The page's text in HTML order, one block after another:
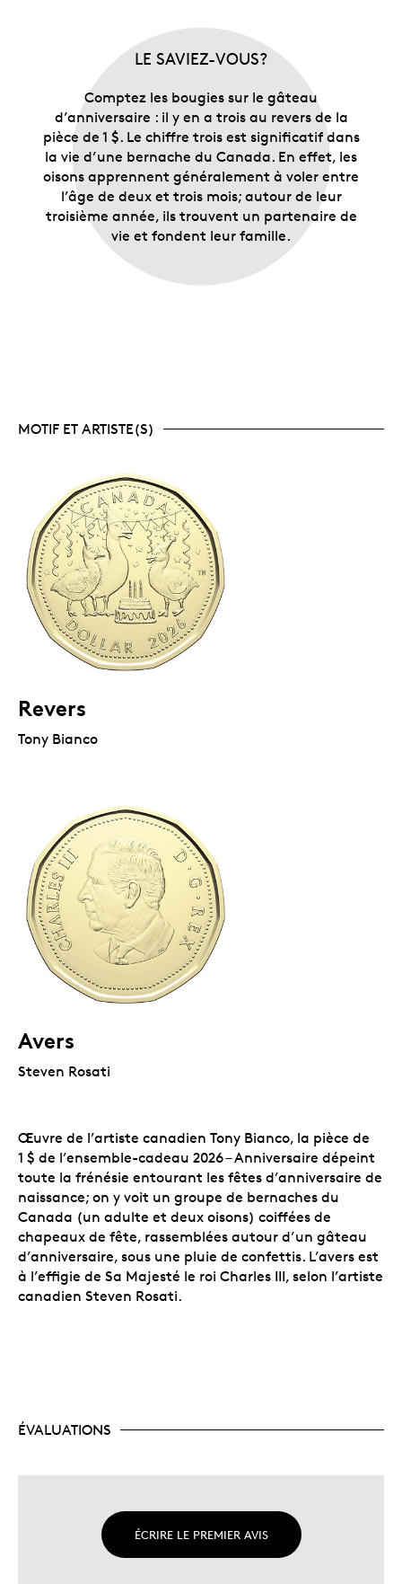
LE SAVIEZ-VOUS?
Comptez les bougies sur le gâteau
d’anniversaire : il y en a trois au revers de la
pièce de 1 $. Le chiffre trois est significatif dans
la vie d’une bernache du Canada. En effet, les
oisons apprennent généralement à voler entre
l’âge de deux et trois mois; autour de leur
troisième année, ils trouvent un partenaire de
vie et fondent leur famille.
MOTIF ET ARTISTE(S)
Revers
Tony Bianco
Avers
Steven Rosati
Œuvre de l’artiste canadien Tony Bianco, la pièce de
1 $ de l’ensemble-cadeau 2026 – Anniversaire dépeint
toute la frénésie entourant les fêtes d’anniversaire de
naissance; on y voit un groupe de bernaches du
Canada (un adulte et deux oisons) coiffées de
chapeaux de fête, rassemblées autour d’un gâteau
d’anniversaire, sous une pluie de confettis. L’avers est
à l’effigie de Sa Majesté le roi Charles III, selon l’artiste
canadien Steven Rosati.
ÉVALUATIONS
ÉCRIRE LE PREMIER AVIS